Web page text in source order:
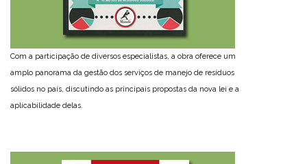
Com a participação de diversos especialistas, a obra oferece um
amplo panorama da gestão dos serviços de manejo de resíduos
sólidos no país, discutindo as principais propostas da nova lei e a
aplicabilidade delas.